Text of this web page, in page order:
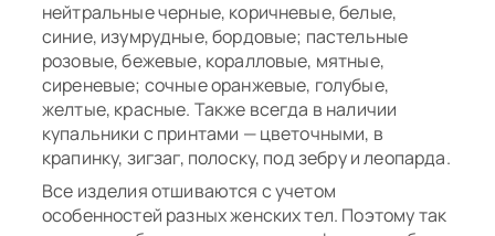
нейтральные черные, коричневые, белые,
синие, изумрудные, бордовые; пастельные
розовые, бежевые, коралловые, мятные,
сиреневые; сочные оранжевые, голубые,
желтые, красные. Также всегда в наличии
купальники с принтами — цветочными, в
крапинку, зигзаг, полоску, под зебру и леопарда.
Все изделия отшиваются с учетом
особенностей разных женских тел. Поэтому так